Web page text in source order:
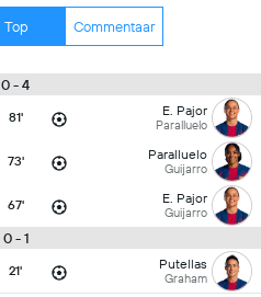
Top Commentaar
0 - 4
81' E. Pajor
Paralluelo
73' Paralluelo
Guijarro
67' E. Pajor
Guijarro
0 - 1
21' Putellas
Graham